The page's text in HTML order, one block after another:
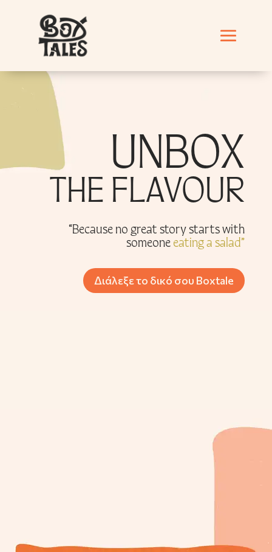
UNBOX
THE FLAVOUR
“Because no great story starts with
someone eating a salad”
Διάλεξε το δικό σου Boxtale